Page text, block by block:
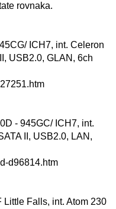
rovnaka.
ICH7, int. Celeron
USB2.0, GLAN, 6ch
- 945GC/ ICH7, int.
II, USB2.0, LAN,
d96814.htm
Falls, int. Atom 230